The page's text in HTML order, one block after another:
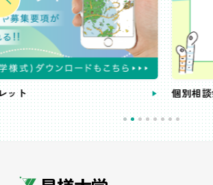
個別相談会